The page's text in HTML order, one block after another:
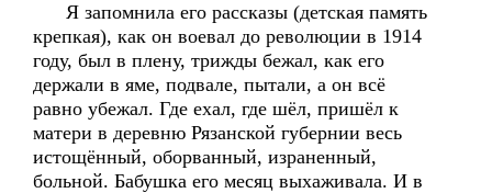
Я запомнила его рассказы (детская память
крепкая), как он воевал до революции в 1914
году, был в плену, трижды бежал, как его
держали в яме, подвале, пытали, а он всё
равно убежал. Где ехал, где шёл, пришёл к
матери в деревню Рязанской губернии весь
истощённый, оборванный, израненный,
больной. Бабушка его месяц выхаживала. И в